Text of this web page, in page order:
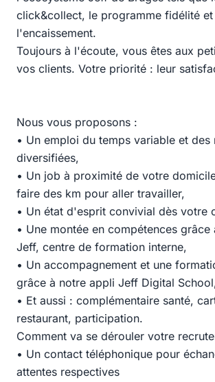
click&collect, le programme fidélité et
l'encaissement.
Toujours à l'écoute, vous êtes aux
vos clients. Votre priorité : leur
Nous vous proposons :
• Un emploi du temps variable et des
diversifiées,
• Un job à proximité de votre
faire des km pour aller travailler,
• Un état d'esprit convivial dès votre
• Une montée en compétences grâce
Jeff, centre de formation interne,
• Un accompagnement et une
grâce à notre appli Jeff Digital
• Et aussi : complémentaire santé,
restaurant, participation.
Comment va se dérouler votre
• Un contact téléphonique pour
attentes respectives